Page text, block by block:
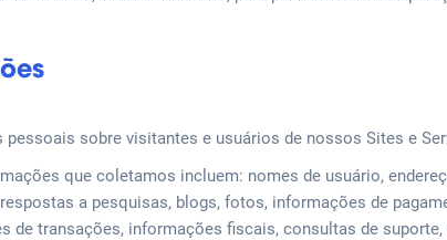
sobre visitantes e usuários de nossos Sites e
que coletamos incluem: nomes de usuário,
a pesquisas, blogs, fotos, informações de
de transações, informações fiscais, consultas de